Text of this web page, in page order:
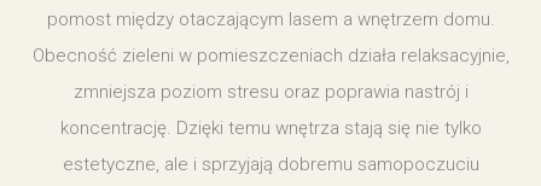
pomost między otaczającym lasem a wnętrzem domu.
Obecność zieleni w pomieszczeniach działa relaksacyjnie,
zmniejsza poziom stresu oraz poprawia nastrój i
koncentrację. Dzięki temu wnętrza stają się nie tylko
estetyczne, ale i sprzyjają dobremu samopoczuciu